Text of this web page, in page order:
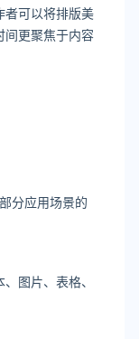
者可以将排版美
间更聚焦于内容
分应用场景的
图片、表格、